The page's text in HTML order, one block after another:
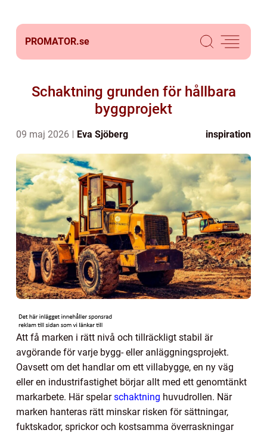
PROMATOR.se
Schaktning grunden för hållbara
byggprojekt
09 maj 2026 Eva Sjöberg inspiration
Att få marken i rätt nivå och tillräckligt stabil är
avgörande för varje bygg- eller anläggningsprojekt.
Oavsett om det handlar om ett villabygge, en ny väg
eller en industrifastighet börjar allt med ett genomtänkt
markarbete. Här spelarschaktning huvudrollen. När
marken hanteras rätt minskar risken för sättningar,
fuktskador, sprickor och kostsamma överraskningar